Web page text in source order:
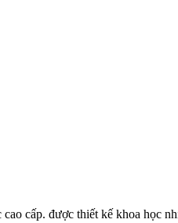
cấp. được thiết kế khoa học